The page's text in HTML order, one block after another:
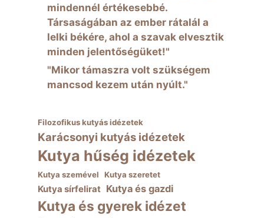
mindennél értékesebbé.
Társaságában az ember rátalál a
lelki békére, ahol a szavak elvesztik
minden jelentőségüket!"
"Mikor támaszra volt szükségem
mancsod kezem után nyúlt."
Filozofikus kutyás idézetek
Karácsonyi kutyás idézetek
Kutya hűség idézetek
Kutya szemével Kutya szeretet
Kutya sírfelirat Kutya és gazdi
Kutya és gyerek idézet